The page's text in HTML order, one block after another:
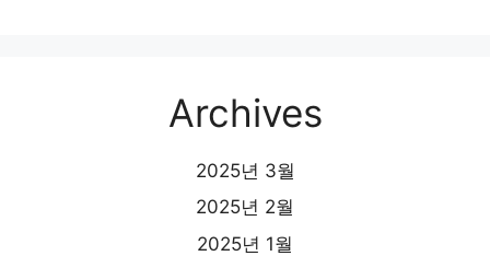
Archives
2025년 3월
2025년 2월
2025년 1월